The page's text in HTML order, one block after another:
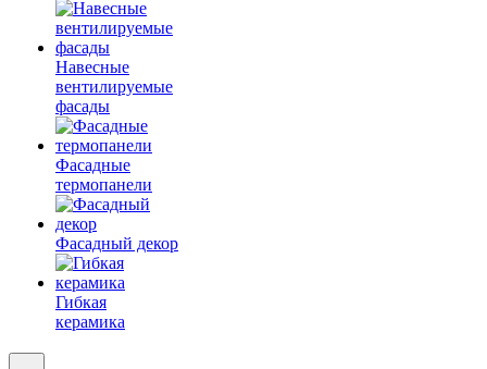
Навесные
вентилируемые
фасады
Фасадные
термопанели
Фасадный декор
Гибкая
керамика